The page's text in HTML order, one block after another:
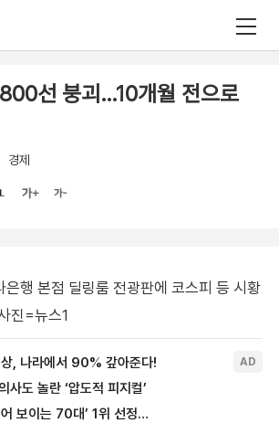
선 붕괴…10개월 전으로
경제
행 본점 딜링룸 전광판에 코스피 등 시황
진=뉴스1